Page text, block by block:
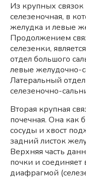
Из крупных
селезеночная, в
желудка и левые
Продолжением
селезенки,
отдел большого
левые желудочно-
Латеральный
селезеночно-
Вторая крупная
почечная. Она как
сосуды и хвост
задний листок
Верхняя часть
почки и
диафрагмой